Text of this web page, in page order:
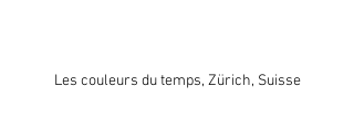
Les couleurs du temps, Zürich, Suisse